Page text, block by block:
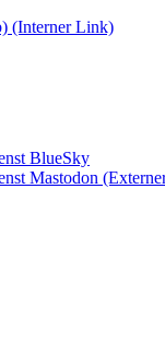
(Interner Link)
BlueSky
Mastodon